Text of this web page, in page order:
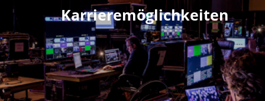
Karrieremöglichkeiten